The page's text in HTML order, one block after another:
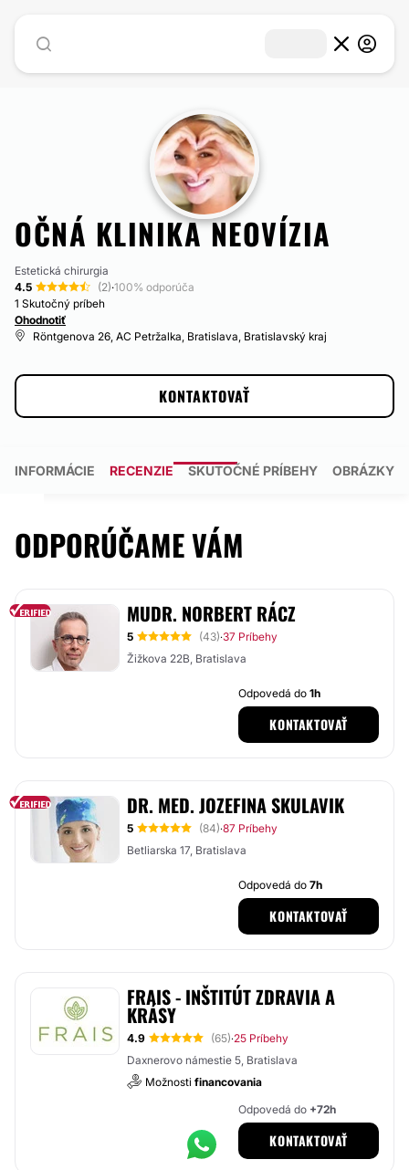
OČNÁ KLINIKA NEOVÍZIA
Estetická chirurgia
4.5
(2)·100% odporúča
1 Skutočný príbeh
Ohodnotiť
Röntgenova 26, AC Petržalka, Bratislava, Bratislavský kraj
KONTAKTOVAŤ
INFORMÁCIE RECENZIE SKUTOČNÉ PRÍBEHY OBRÁZKY
ODPORÚČAME VÁM
MUDR. NORBERT RÁCZ
5 (43)·37 Príbehy
Žižkova 22B, Bratislava
Odpovedá do1h
KONTAKTOVAŤ
DR. MED. JOZEFINA SKULAVIK
5 (84)·87 Príbehy
Betliarska 17, Bratislava
Odpovedá do7h
KONTAKTOVAŤ
FRAIS - INŠTITÚT ZDRAVIA A
KRÁSY
4.9 (65)·25 Príbehy
Daxnerovo námestie 5, Bratislava
Možnosti financovania
Odpovedá do +72h
KONTAKTOVAŤ